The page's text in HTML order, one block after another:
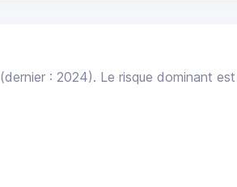
(dernier : 2024). Le risque dominant est